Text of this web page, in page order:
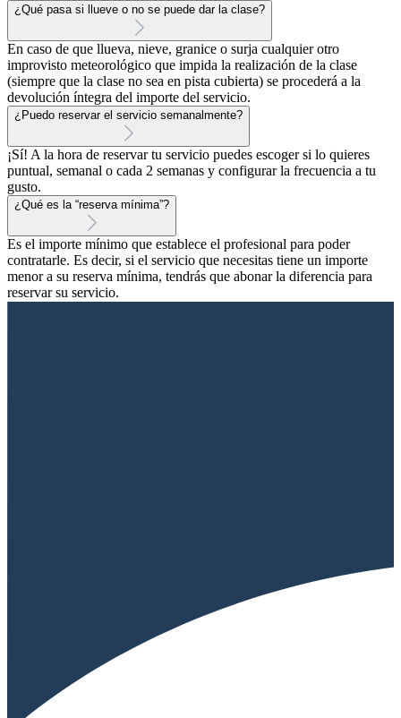
¿Qué pasa si llueve o no se puede dar la clase?
En caso de que llueva, nieve, granice o surja cualquier otro
improvisto meteorológico que impida la realización de la clase
(siempre que la clase no sea en pista cubierta) se procederá a la
devolución íntegra del importe del servicio.
¿Puedo reservar el servicio semanalmente?
¡Sí! A la hora de reservar tu servicio puedes escoger si lo quieres
puntual, semanal o cada 2 semanas y configurar la frecuencia a tu
gusto.
¿Qué es la “reserva mínima”?
Es el importe mínimo que establece el profesional para poder
contratarle. Es decir, si el servicio que necesitas tiene un importe
menor a su reserva mínima, tendrás que abonar la diferencia para
reservar su servicio.